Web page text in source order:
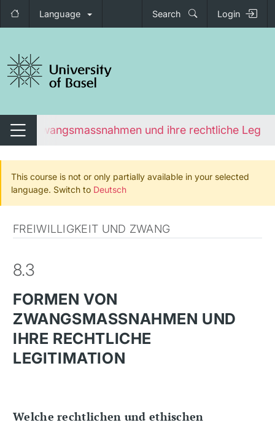
Language Search Login
navigation
Switch navigation
von Zwangsmassnahmen und ihre rechtliche
This course is not or only partially available in your selected
language. Switch to Deutsch
FREIWILLIGKEIT UND ZWANG
8.3
FORMEN VON
ZWANGSMASSNAHMEN UND
IHRE RECHTLICHE
LEGITIMATION
Welche rechtlichen und ethischen